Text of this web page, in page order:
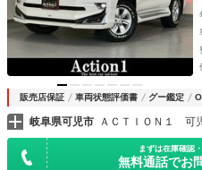
販売店保証 車両状態評価書 グー鑑定
岐阜県可児市 ＡＣＴＩＯＮ１ 可
まずは在庫確認
無料通話でお